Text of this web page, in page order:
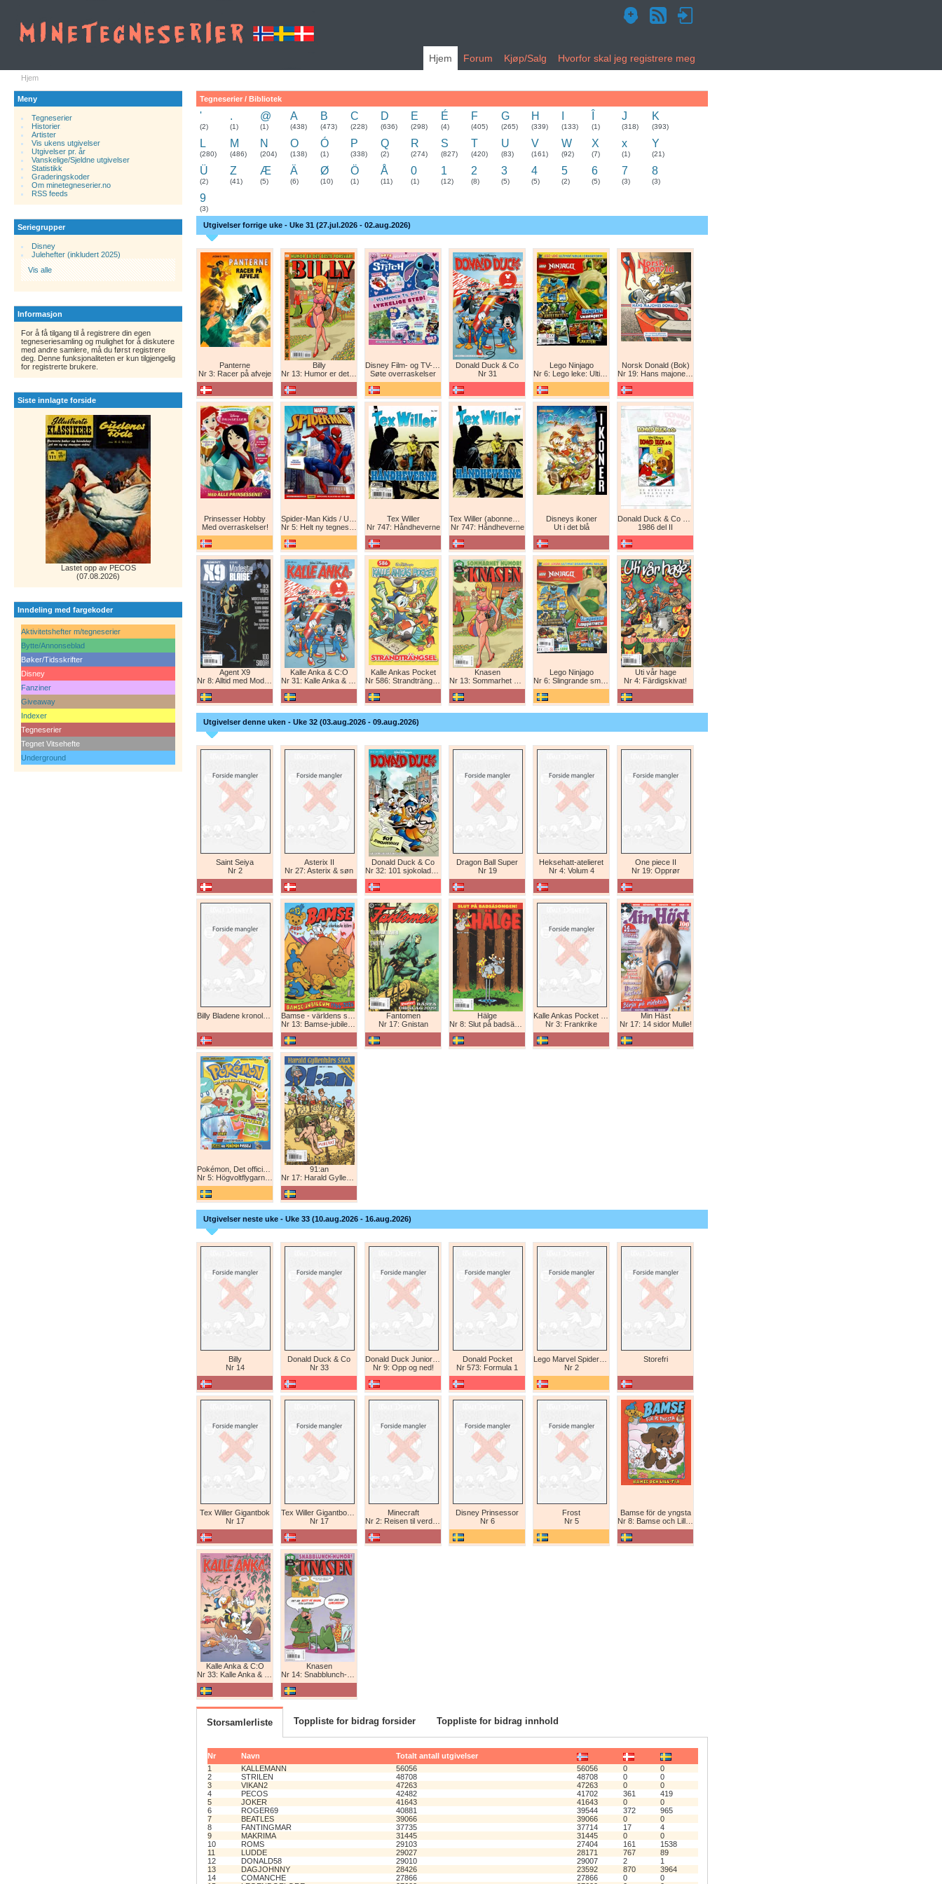
Hjem Forum Kjøp/Salg Hvorfor skal jeg registrere meg
Hjem
Meny
Tegneserier
Historier.
Artister
Vis ukens utgivelser
Utgivelser pr. år
Vanskelige/Sjeldne utgivelser
Statistikk
Graderingskoder
Om minetegneserier.no
RSS feeds
Seriegrupper
Disney
Julehefter (inkludert 2025)
Vis alle
Informasjon
For å få tilgang til å registrere din egen
tegneseriesamling og mulighet for å diskutere
med andre samlere, må du først registrere
deg. Denne funksjonaliteten er kun tilgjengelig
for registrerte brukere.
Siste innlagte forside
Lastet opp av PECOS
(07.08.2026)
Inndeling med fargekoder
Aktivitetshefter m/tegneserier
Bytte/Annonseblad
Bøker/Tidsskrifter
Disney
Fanziner
Giveaway
Indexer
Tegneserier
Tegnet Vitsehefte
Underground
Tegneserier / Bibliotek
'
(2)
.
(1)
@
(1)
A
(438)
B
(473)
C
(228)
D
(636)
E
(298)
É
(4)
F
(405)
G
(265)
H
(339) (133) (1)
J
(318)
K
(393)
L
(280)
M
(486)
N
(204)
O
(138)
Ó
(1)
P
(338)
Q
(2)
R
(274)
S
(827)
T
(420)
U
(83)
V
(161)
W
(92)
X
(7)
x
(1)
Y
(21)
Ü
(2)
Z
(41)
Æ
(5)
Ä
(6)
Ø
(10)
Ö
(1)
Å
(11)
0
(1)
1
(12)
2
(8)
3
(5)
4
(5)
5
(2)
6
(5)
7
(3)
8
(3)
9
(3)
Utgivelser forrige uke - Uke 31 (27.jul.2026 - 02.aug.2026)
Panterne
Nr 3: Racer på afveje
Billy
Nr 13: Humor er det beste forsvar!
Søte overraskelser
Donald Duck & Co
Nr 31
Lego Ninjago
Nr 6: Lego leke: Ultimat Ninja i drageform
Norsk Donald (Bok)
Nr 19: Hans majones Donald
Prinsesser Hobby
Med overraskelser!
Nr 5: Helt ny tegneserie! Maskinkrig!
Tex Willer
Nr 747: Håndheverne
Nr 747: Håndheverne
Disneys ikoner
Ut i det blå
1986 del II
Agent X9
Nr 8: Alltid med Modesty Blaise
Kalle Anka & C:O
Nr 31: Kalle Anka & C:O
Kalle Ankas Pocket
Nr 586: Strandträngsel
Knasen
Nr 13: Sommarhet humor!
Lego Ninjago
Nr 6: Slingrande smygattack!
Uti vår hage
Nr 4: Färdigskivat!
Utgivelser denne uken - Uke 32 (03.aug.2026 - 09.aug.2026)
Saint Seiya
Nr 2
Asterix II
Nr 27: Asterix & søn
Donald Duck & Co
Nr 32: 101 sjokoladeboller
Dragon Ball Super
Nr 19
Heksehatt-atelieret
Nr 4: Volum 4
One piece II
Nr 19: Opprør
Nr 13: Bamse-jubileum 1966-2026
Fantomen
Nr 17: Gnistan
Hälge
Nr 8: Slut på badsäsongen!
Nr 3: Frankrike
Min Häst
Nr 17: 14 sidor Mulle!
Nr 5: Högvoltflygarna mot Svart Rayquaza!
91:an
Nr 17: Harald Gyllenhårs saga
Utgivelser neste uke - Uke 33 (10.aug.2026 - 16.aug.2026)
Billy
Nr 14
Donald Duck & Co
Nr 33
Nr 9: Opp og ned!
Donald Pocket
Nr 573: Formula 1
Nr 2
Storefri
Tex Willer Gigantbok
Nr 17
Nr 17
Minecraft
Nr 2: Reisen til verdens ende
Disney Prinsessor
Nr 6
Frost
Nr 5
Bamse för de yngsta
Nr 8: Bamse och Lill-Fia
Kalle Anka & C:O
Nr 33: Kalle Anka & C:O
Knasen
Nr 14: Snabblunch-humor!
Storsamlerliste Toppliste for bidrag forsider Toppliste for bidrag innhold
Nr Navn
Totalt antall utgivelser
1
KALLEMANN 56056 56056 0
0
2
STRILEN 48708 48708 0
0
3
VIKAN2 47263 47263 0
0
4
PECOS 42482 41702 361
419
5
JOKER 41643 41643 0
0
6
ROGER69 40881 39544 372
965
7
BEATLES 39066 39066 0
0
8
FANTINGMAR 37735 37714 17
4
9
MAKRIMA 31445 31445 0
0
10
ROMS 29103 27404 161
1538
11
LUDDE 29027 28171 767
89
12
DONALD58 29010 29007 2
1
13
DAGJOHNNY 28426 23592 870
3964
14
COMANCHE 27866 27866 0
0